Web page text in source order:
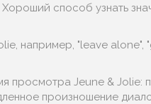
способ узнать
например, "leave alone",
просмотра Jeune & Jolie:
произношение